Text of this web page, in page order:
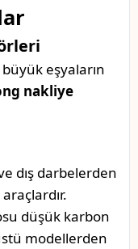
eşyaların
nakliye
dış darbelerden
düşük karbon
modellerden